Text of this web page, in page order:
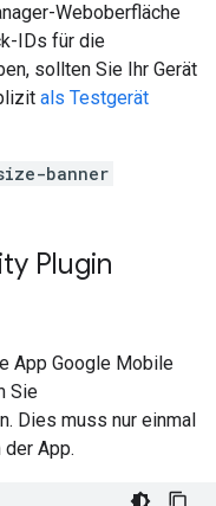
Weboberfläche
IDs für die
sollten Sie Ihr Gerät
als Testgerät
banner
Plugin
App Google Mobile
Sie
Dies muss nur einmal
App.